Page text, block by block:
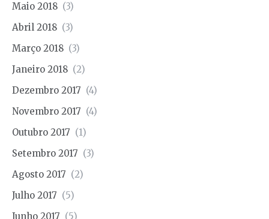
Maio 2018 (3)
Abril 2018 (3)
Março 2018 (3)
Janeiro 2018 (2)
Dezembro 2017 (4)
Novembro 2017 (4)
Outubro 2017 (1)
Setembro 2017 (3)
Agosto 2017 (2)
Julho 2017 (5)
Junho 2017 (5)